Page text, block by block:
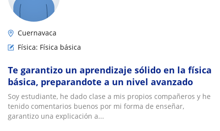
Cuernavaca
Física: Física básica
Te garantizo un aprendizaje sólido en la física
básica, preparandote a un nivel avanzado
Soy estudiante, he dado clase a mis propios compañeros y he
tenido comentarios buenos por mi forma de enseñar,
garantizo una explicación a...